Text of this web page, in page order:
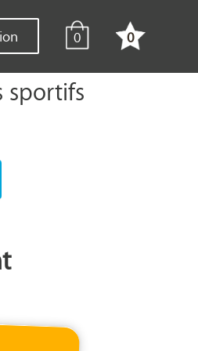
0 0
sportifs